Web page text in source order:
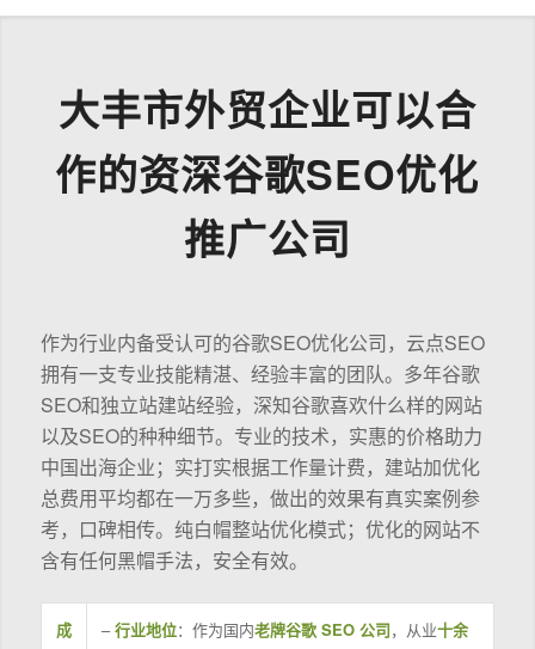
大丰市外贸企业可以合
作的资深谷歌SEO优化
推广公司
作为行业内备受认可的谷歌SEO优化公司，云点SEO
拥有一支专业技能精湛、经验丰富的团队。多年谷歌
SEO和独立站建站经验，深知谷歌喜欢什么样的网站
以及SEO的种种细节。专业的技术，实惠的价格助力
中国出海企业；实打实根据工作量计费，建站加优化
总费用平均都在一万多些，做出的效果有真实案例参
考，口碑相传。纯白帽整站优化模式；优化的网站不
含有任何黑帽手法，安全有效。
成
–行业地位：作为国内老牌谷歌 SEO 公司，从业十余